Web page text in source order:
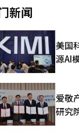
新闻
美国
源AI
爱敬
研究